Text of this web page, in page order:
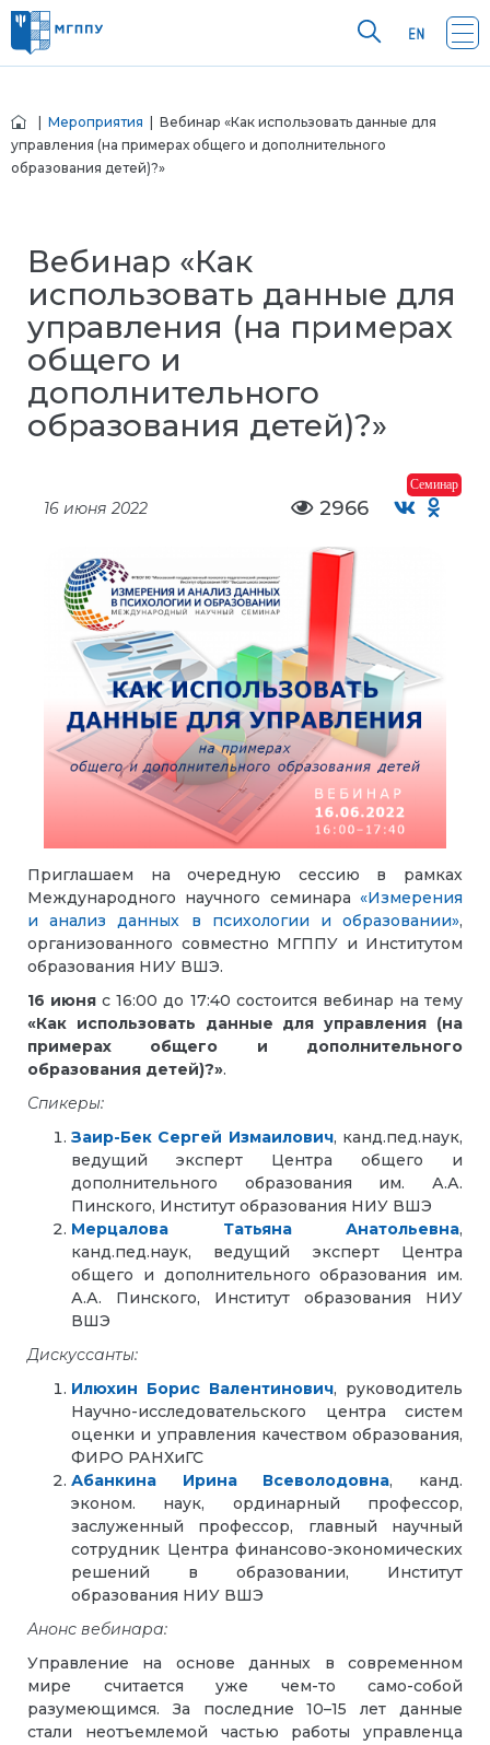
Мероприятия | Вебинар «Как использовать данные для
управления (на примерах общего и дополнительного
образования детей)?»
Вебинар «Как
использовать данные для
управления (на примерах
общего и
дополнительного
образования детей)?»
Семинар
16 июня 2022 2966
Приглашаем на очередную сессию в рамках
Международного научного семинара «Измерения
и анализ данных в психологии и образовании»,
организованного совместно МГППУ и Институтом
образования НИУ ВШЭ.
16 июняс 16:00 до 17:40 состоится вебинар на тему
«Как использовать данные для управления (на
примерах общего и дополнительного
образования детей)?».
Спикеры:
Заир-Бек Сергей Измаилович, канд.пед.наук,
ведущий эксперт Центра общего и
дополнительного образования им. А.А.
Пинского, Институт образования НИУ ВШЭ
Мерцалова Татьяна Анатольевна,
канд.пед.наук, ведущий эксперт Центра
общего и дополнительного образования им.
А.А. Пинского, Институт образования НИУ
ВШЭ
Дискуссанты:
Илюхин Борис Валентинович, руководитель
Научно-исследовательского центра систем
оценки и управления качеством образования,
ФИРО РАНХиГС
Абанкина Ирина Всеволодовна, канд.
эконом. наук, ординарный профессор,
заслуженный профессор, главный научный
сотрудник Центра финансово-экономических
решений в образовании, Институт
образования НИУ ВШЭ
Анонс вебинара:
Управление на основе данных в современном
мире считается уже чем-то само-собой
разумеющимся. За последние 10–15 лет данные
стали неотъемлемой частью работы управленца